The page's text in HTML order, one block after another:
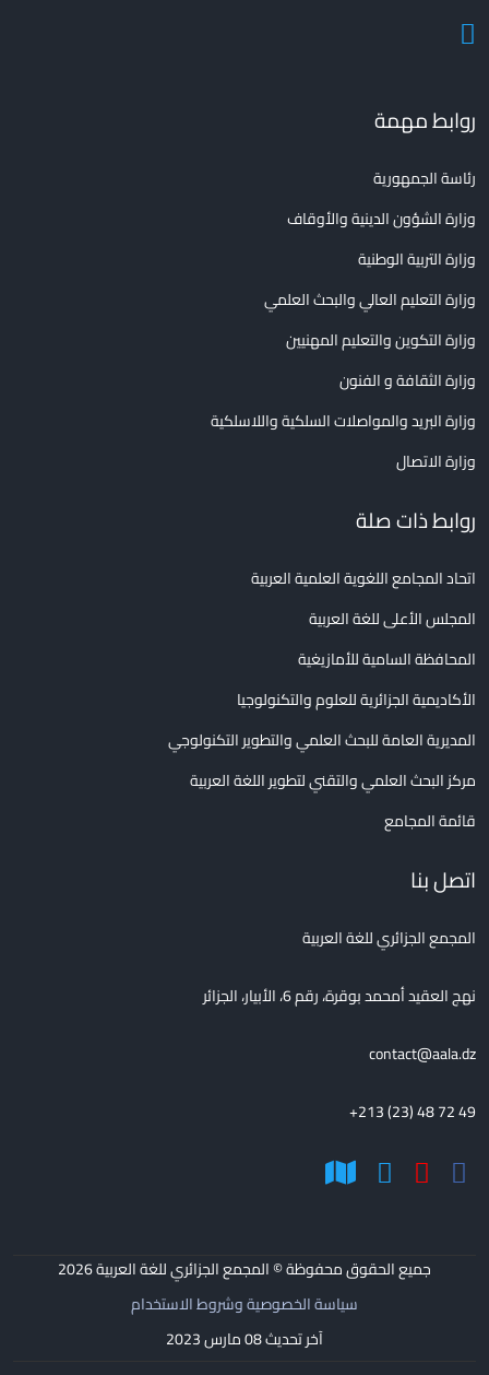
روابط مهمة
رئاسة الجمهورية
وزارة الشؤون الدينية والأوقاف
وزارة التربية الوطنية
وزارة التعليم العالي والبحث العلمي
وزارة التكوين والتعليم المهنيين
وزارة الثقافة و الفنون
وزارة البريد والمواصلات السلكية واللاسلكية
وزارة الاتصال
روابط ذات صلة
اتحاد المجامع اللغوية العلمية العربية
المجلس الأعلى للغة العربية
المحافظة السامية للأمازيغية
الأكاديمية الجزائرية للعلوم والتكنولوجيا
المديرية العامة للبحث العلمي والتطوير التكنولوجي
مركز البحث العلمي والتقني لتطوير اللغة العربية
قائمة المجامع
اتصل بنا
المجمع الجزائري للغة العربية
نهج العقيد أمحمد بوقرة، رقم 6، الأبيار، الجزائر
contact@aala.dz
+213 (23) 48 72 49
جميع الحقوق محفوظة © المجمع الجزائري للغة العربية2026
سياسة الخصوصية وشروط الاستخدام
آخر تحديث 08 مارس 2023